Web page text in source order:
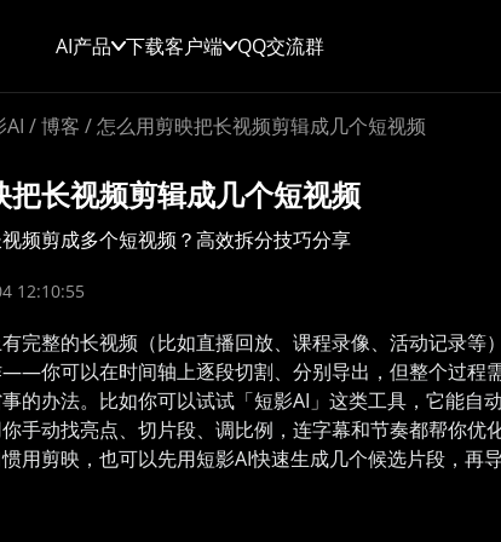
AI产品 下载客户端 QQ交流群
AI /博客 /怎么用剪映把长视频剪辑成几个短视频
把长视频剪辑成几个短视频
频剪成多个短视频？高效拆分技巧分享
12:10:55
完整的长视频（比如直播回放、课程录像、活动记录
你可以在时间轴上逐段切割、分别导出，但整个过程
的办法。比如你可以试试「短影AI」这类工具，它能
手动找亮点、切片段、调比例，连字幕和节奏都帮你优
用剪映，也可以先用短影AI快速生成几个候选片段，